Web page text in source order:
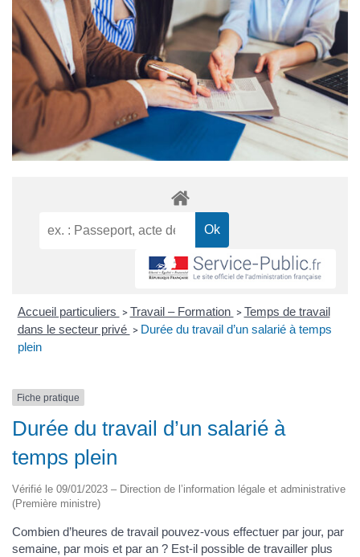
Accueil particuliers > Travail – Formation > Temps de travail
dans le secteur privé > Durée du travail d’un salarié à temps
plein
Fiche pratique
Durée du travail d’un salarié à
temps plein
Vérifié le 09/01/2023 – Direction de l’information légale et administrative
(Première ministre)
Combien d’heures de travail pouvez-vous effectuer par jour, par
semaine, par mois et par an ? Est-il possible de travailler plus